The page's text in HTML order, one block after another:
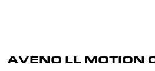
AVENO LL MOTION